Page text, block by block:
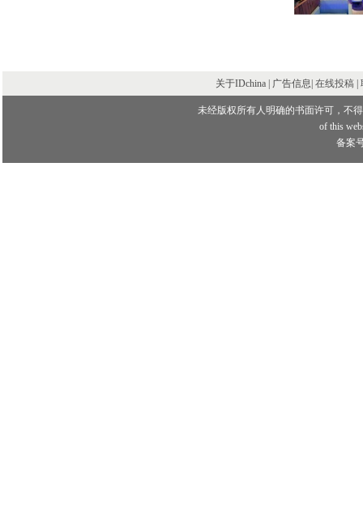
关于IDchina | 广告信息| 在线投稿
未经版权所有人明确的书面许可，不
of this
备案